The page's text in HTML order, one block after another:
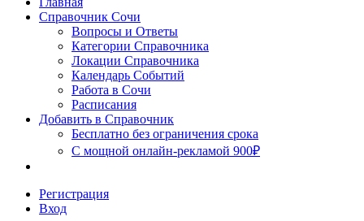
Сочи
Справочник Сочи
Вопросы и Ответы
Категории Справочника
Локации Справочника
Календарь Событий
Работа в Сочи
Расписания
Добавить в Справочник
Бесплатно без ограничения срока
С мощной онлайн-рекламой 900₽
Регистрация
Вход